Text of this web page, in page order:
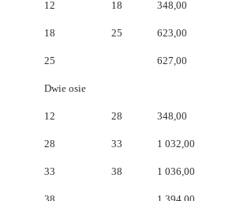
12 18 348,00
18 25 623,00
25 627,00
Dwie osie
12 28 348,00
28 33 1 032,00
33 38 1 036,00